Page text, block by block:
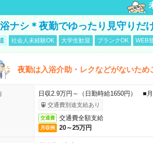
ナシ＊夜勤でゆったり見守りだ
社会人未経験OK 大学生歓迎 ブランクOK WEB
夜勤は入浴介助・レクなどがないた
日収2.9万円～（日勤時給1650円） ■月
交通費別途支給あり
交通費 交通費全額支給
月収例 20～25万円